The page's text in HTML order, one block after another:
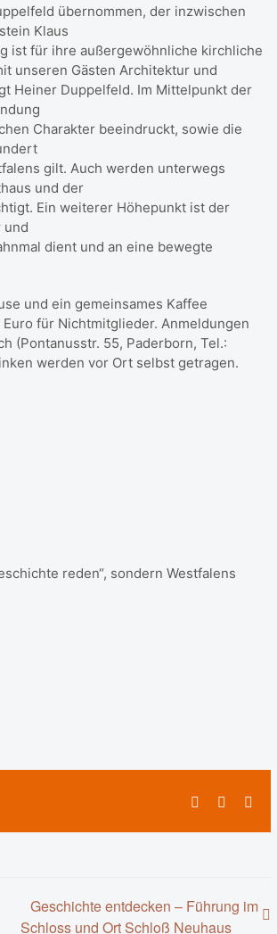
übernommen, der inzwischen
Klaus
ist für ihre außergewöhnliche kirchliche
unseren Gästen Architektur und
Heiner Duppelfeld. Im Mittelpunkt der
Charakter beeindruckt, sowie die
gilt. Auch werden unterwegs
und der
Ein weiterer Höhepunkt ist der
und
dient und an eine bewegte
und ein gemeinsames Kaffee
für Nichtmitglieder. Anmeldungen
(Pontanusstr. 55, Paderborn, Tel.:
werden vor Ort selbst getragen.
reden“, sondern Westfalens
Facebook
Geschichte entdecken – Führung im
Schloss und Ort Schloß Neuhaus